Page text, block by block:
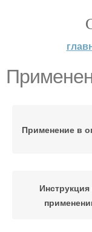
Применение в
Инструкция